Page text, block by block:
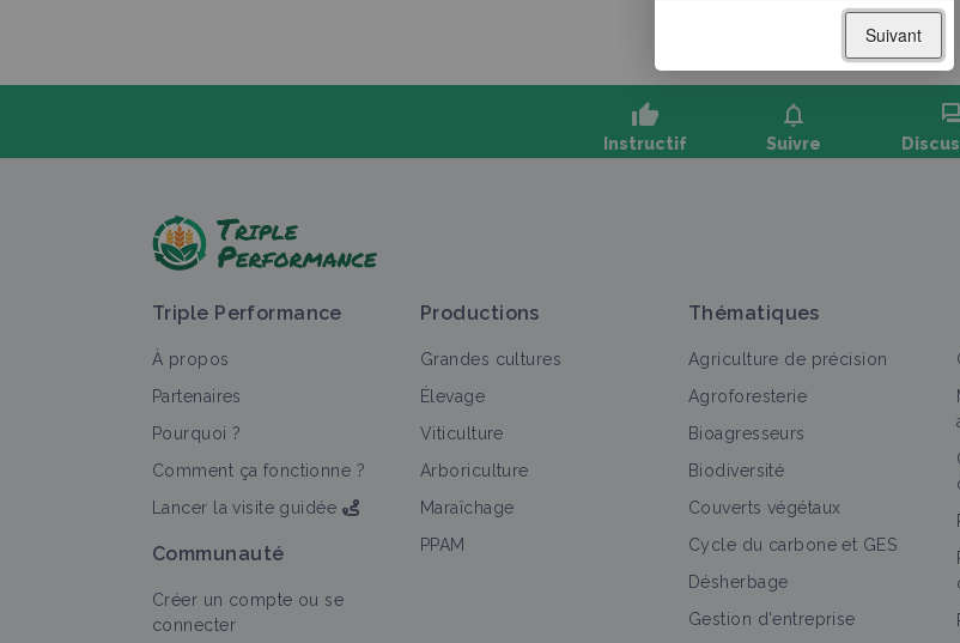
thumb_up
Instructif
notifications
Suivre
Tout Portail thématique
Couverts végétaux
Portail thématique
Triple Performance
À propos
Partenaires
Pourquoi ?
Comment ça fonctionne ?
Lancer la visite guidée
Communauté
Créer un compte ou se
connecter
Productions
Grandes cultures
Élevage
Viticulture
Arboriculture
Maraîchage
PPAM
Thématiques
Agriculture de précision
Agroforesterie
Bioagresseurs
Biodiversité
Couverts végétaux
Cycle du carbone et GES
Désherbage
Gestion d'entreprise
Suivant